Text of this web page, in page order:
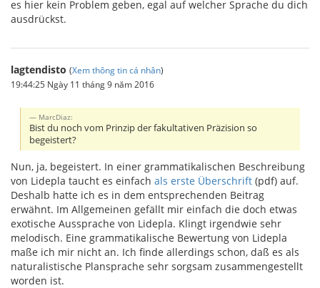
es hier kein Problem geben, egal auf welcher Sprache du dich
ausdrückst.
lagtendisto (Xem thông tin cá nhân)
19:44:25 Ngày 11 tháng 9 năm 2016
MarcDiaz:
Bist du noch vom Prinzip der fakultativen Präzision so
begeistert?
Nun, ja, begeistert. In einer grammatikalischen Beschreibung
von Lidepla taucht es einfach als erste Überschrift (pdf) auf.
Deshalb hatte ich es in dem entsprechenden Beitrag
erwähnt. Im Allgemeinen gefällt mir einfach die doch etwas
exotische Aussprache von Lidepla. Klingt irgendwie sehr
melodisch. Eine grammatikalische Bewertung von Lidepla
maße ich mir nicht an. Ich finde allerdings schon, daß es als
naturalistische Plansprache sehr sorgsam zusammengestellt
worden ist.